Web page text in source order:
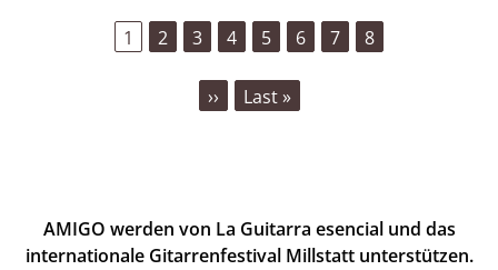
Aktuelle
1 Seite
2 Seite
3 Seite
4 Seite
5 Seite
6 Seite
7 Seite
8
Nächste
››
Last
Last »
AMIGO werden von La Guitarra esencial und das
internationale Gitarrenfestival Millstatt unterstützen.